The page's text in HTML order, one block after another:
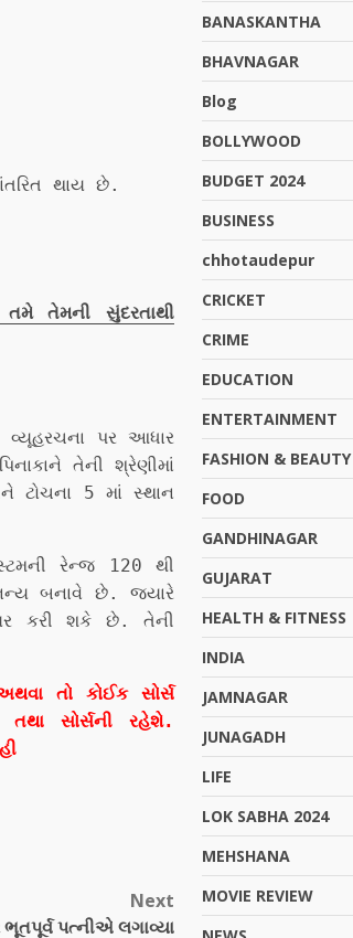
થાય છે.
તેમની સુંદરતાથી
વ્યૂહરચના પર આધાર
તેની શ્રેણીમાં
ટોચના 5 માં સ્થાન
રેન્જ 120 થી
બનાવે છે. જ્યારે
કરી શકે છે. તેની
તો કોઈક સોર્સ
સોર્સની રહેશે.
Next
પત્નીએ લગાવ્યા
BANASKANTHA
BHAVNAGAR
Blog
BOLLYWOOD
BUDGET 2024
BUSINESS
chhotaudepur
CRICKET
CRIME
EDUCATION
ENTERTAINMENT
FASHION & BEAUTY
FOOD
GANDHINAGAR
GUJARAT
HEALTH & FITNESS
INDIA
JAMNAGAR
JUNAGADH
LIFE
LOK SABHA 2024
MEHSHANA
MOVIE REVIEW